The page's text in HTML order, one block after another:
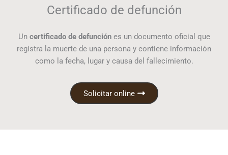
Certificado de defunción
Un certificado de defunciónes un documento oficial que
registra la muerte de una persona y contiene información
como la fecha, lugar y causa del fallecimiento.
Solicitar online